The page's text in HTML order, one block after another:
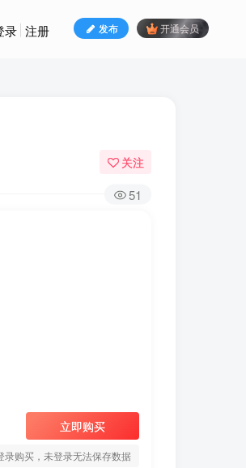
发布 开通会员
录 注册
关注
51
立即购买
录购买，未登录无法保存数据